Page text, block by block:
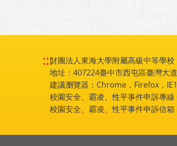
:::財團法人東海大學附屬高級中等學校
地址：407224臺中市西屯區臺灣大
建議瀏覽器：Chrome，Firefox，
校園安全、霸凌、性平事件申訴專
校園安全、霸凌、性平事件申訴信